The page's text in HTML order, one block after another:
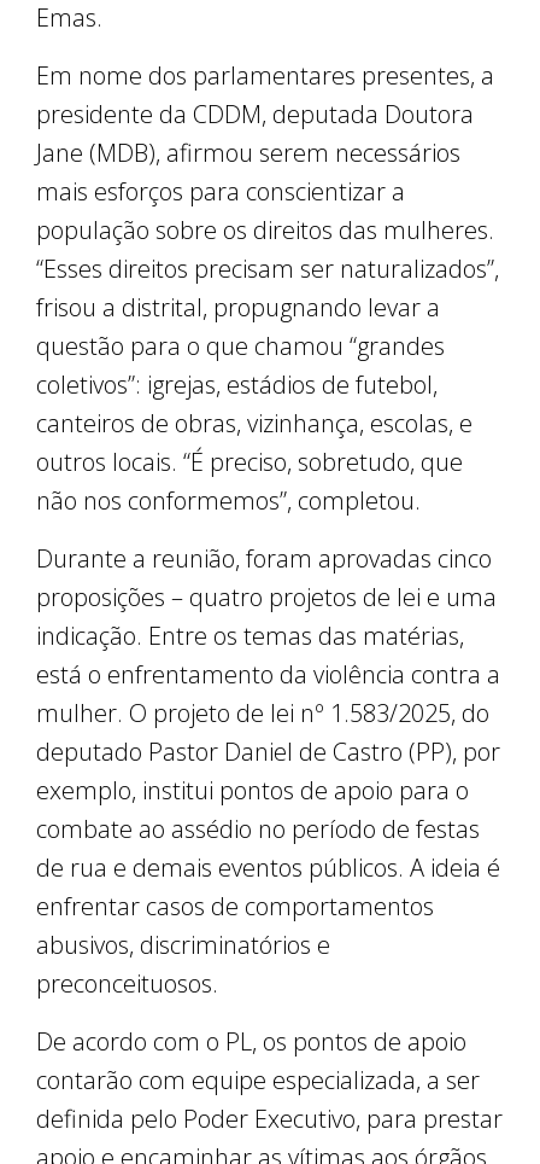
Emas.
Em nome dos parlamentares presentes, a
presidente da CDDM, deputada Doutora
Jane (MDB), afirmou serem necessários
mais esforços para conscientizar a
população sobre os direitos das mulheres.
“Esses direitos precisam ser naturalizados”,
frisou a distrital, propugnando levar a
questão para o que chamou “grandes
coletivos”: igrejas, estádios de futebol,
canteiros de obras, vizinhança, escolas, e
outros locais. “É preciso, sobretudo, que
não nos conformemos”, completou.
Durante a reunião, foram aprovadas cinco
proposições – quatro projetos de lei e uma
indicação. Entre os temas das matérias,
está o enfrentamento da violência contra a
mulher. O projeto de lei nº 1.583/2025, do
deputado Pastor Daniel de Castro (PP), por
exemplo, institui pontos de apoio para o
combate ao assédio no período de festas
de rua e demais eventos públicos. A ideia é
enfrentar casos de comportamentos
abusivos, discriminatórios e
preconceituosos.
De acordo com o PL, os pontos de apoio
contarão com equipe especializada, a ser
definida pelo Poder Executivo, para prestar